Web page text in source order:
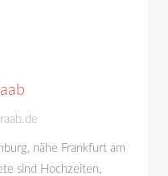
nähe Frankfurt am
sind Hochzeiten,